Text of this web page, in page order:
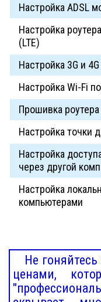
Настройка ADSL
Настройка
(LTE)
Настройка 3G и
Настройка Wi-Fi
Прошивка роутера
Настройка точки
Настройка
через другой
Настройка
компьютерами
Не
ценами,